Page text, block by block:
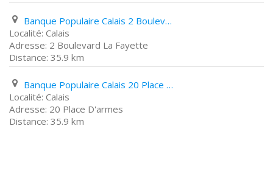
Banque Populaire Calais 2 Boulevard La Fayette
Calais
2 Boulevard La Fayette
35.9 km
Banque Populaire Calais 20 Place D'armes
Calais
20 Place D'armes
35.9 km